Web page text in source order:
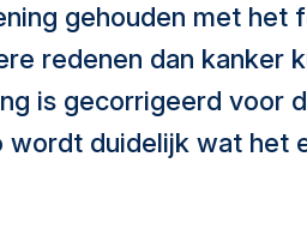
gehouden met het
redenen dan kanker
is gecorrigeerd voor
wordt duidelijk wat het